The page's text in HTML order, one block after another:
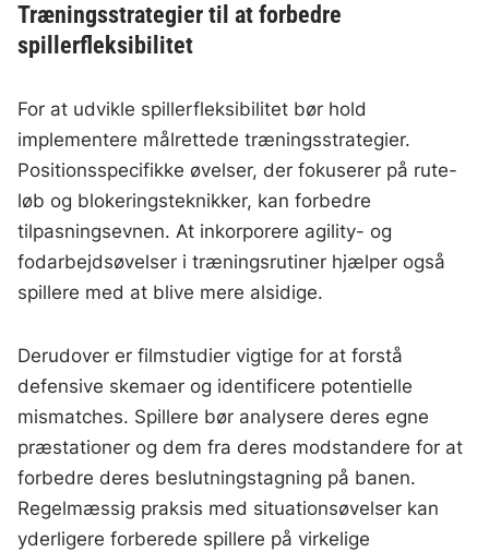
Træningsstrategier til at forbedre
spillerfleksibilitet
For at udvikle spillerfleksibilitet bør hold
implementere målrettede træningsstrategier.
Positionsspecifikke øvelser, der fokuserer på rute-
løb og blokeringsteknikker, kan forbedre
tilpasningsevnen. At inkorporere agility- og
fodarbejdsøvelser i træningsrutiner hjælper også
spillere med at blive mere alsidige.
Derudover er filmstudier vigtige for at forstå
defensive skemaer og identificere potentielle
mismatches. Spillere bør analysere deres egne
præstationer og dem fra deres modstandere for at
forbedre deres beslutningstagning på banen.
Regelmæssig praksis med situationsøvelser kan
yderligere forberede spillere på virkelige